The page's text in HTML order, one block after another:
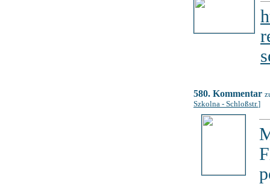
580. Kommentar
Szkolna - Schloßstr.]